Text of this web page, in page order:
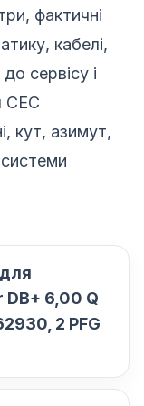
фактичні
кабелі,
сервісу і
СЕС
кут, азимут,
системи
DB+ 6,00 Q
2 PFG